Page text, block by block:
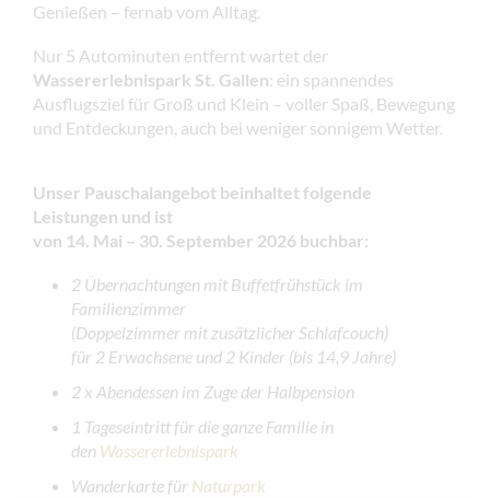
Genießen – fernab vom Alltag.
Nur 5 Autominuten entfernt wartet der
Wassererlebnispark St. Gallen: ein spannendes
Ausflugsziel für Groß und Klein – voller Spaß, Bewegung
und Entdeckungen, auch bei weniger sonnigem Wetter.
Unser Pauschalangebot beinhaltet folgende
Leistungen und ist
von 14. Mai – 30. September 2026 buchbar:
2 Übernachtungen mit Buffetfrühstück im
Familienzimmer
(Doppelzimmer mit zusätzlicher Schlafcouch)
für 2 Erwachsene und 2 Kinder (bis 14,9 Jahre)
2 x Abendessen im Zuge der Halbpension
1 Tageseintritt für die ganze Familie in
den Wassererlebnispark
Wanderkarte für Naturpark